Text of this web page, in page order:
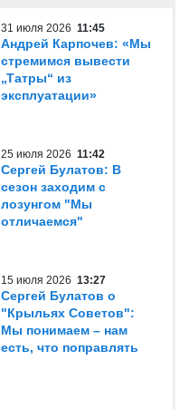
31 июля 2026 11:45
Андрей Карпочев: «Мы
стремимся вывести
„Татры“ из
эксплуатации»
25 июля 2026 11:42
Сергей Булатов: В
сезон заходим с
лозунгом "Мы
отличаемся"
15 июля 2026 13:27
Сергей Булатов о
"Крыльях Советов":
Мы понимаем – нам
есть, что поправлять